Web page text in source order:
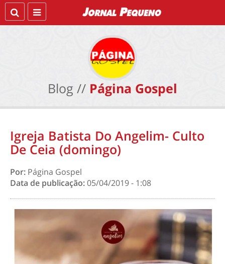
Blog // Página Gospel
Igreja Batista Do Angelim- Culto
De Ceia (domingo)
Por: Página Gospel
Data de publicação:05/04/2019 - 1:08